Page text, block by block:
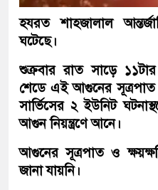
হযরত শাহজালাল
ঘটেছে।
শুক্রবার রাত সাড়ে
শেডে এই আগুনের
সার্ভিসের ২ ইউনিট
আগুন নিয়ন্ত্রণে আনে।
আগুনের সূত্রপাত ও
জানা যায়নি।